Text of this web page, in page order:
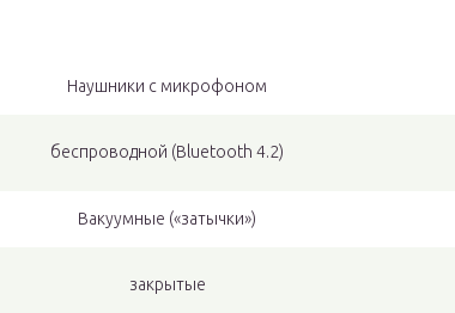
Наушники с микрофоном
беспроводной (Bluetooth 4.2)
Вакуумные («затычки»)
закрытые